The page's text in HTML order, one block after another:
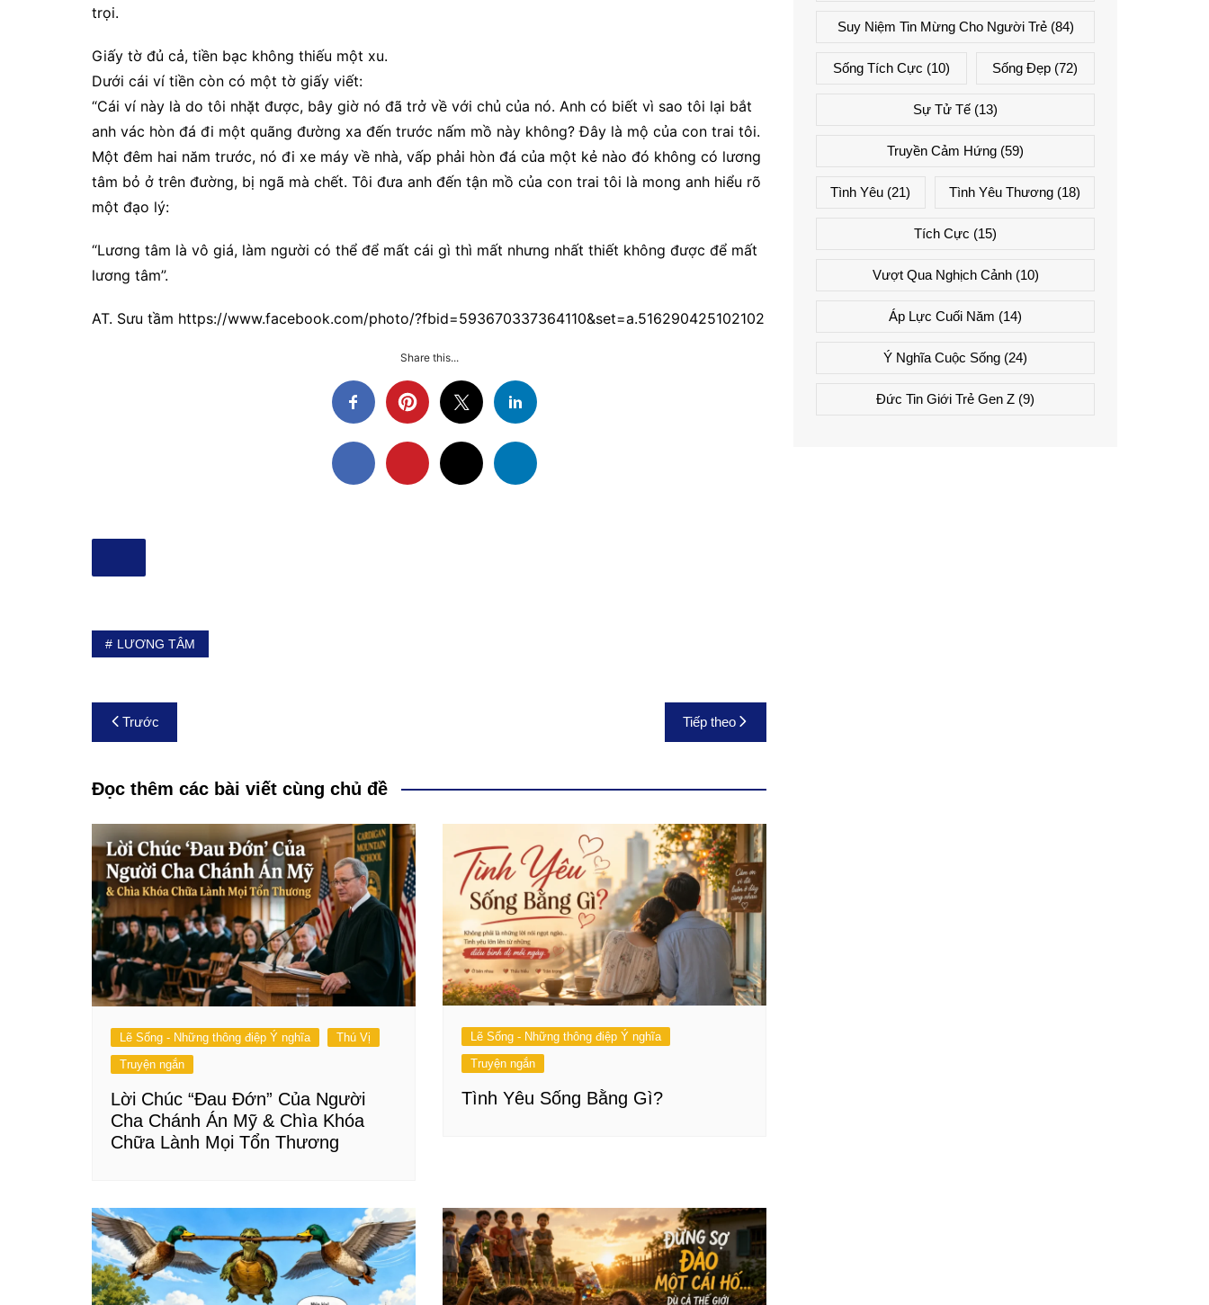
trọi.
Giấy tờ đủ cả, tiền bạc không thiếu một xu.
Dưới cái ví tiền còn có một tờ giấy viết:
“Cái ví này là do tôi nhặt được, bây giờ nó đã trở về với chủ của nó. Anh có biết vì sao tôi lại bắt
anh vác hòn đá đi một quãng đường xa đến trước nấm mồ này không? Đây là mộ của con trai tôi.
Một đêm hai năm trước, nó đi xe máy về nhà, vấp phải hòn đá của một kẻ nào đó không có lương
tâm bỏ ở trên đường, bị ngã mà chết. Tôi đưa anh đến tận mồ của con trai tôi là mong anh hiểu rõ
một đạo lý:
“Lương tâm là vô giá, làm người có thể để mất cái gì thì mất nhưng nhất thiết không được để mất
lương tâm”.
AT. Sưu tầm https://www.facebook.com/photo/?fbid=593670337364110&set=a.516290425102102
Share this...
LƯƠNG TÂM
Điều
hướng
bài
viết
Trước Tiếp theo
Đọc thêm các bài viết cùng chủ đề
Lẽ Sống - Những thông điệp Ý nghĩa
Thú Vị
Truyện ngắn
Lời Chúc “Đau Đớn” Của Người
Cha Chánh Án Mỹ & Chìa Khóa
Chữa Lành Mọi Tổn Thương
Lẽ Sống - Những thông điệp Ý nghĩa
Truyện ngắn
Tình Yêu Sống Bằng Gì?
Suy Niệm Tin Mừng Cho Người Trẻ(84)
Sống Tích Cực (10) Sống Đẹp (72)
Sự Tử Tế (13)
Truyền Cảm Hứng (59)
Tình Yêu (21) Tình Yêu Thương(18)
Tích Cực (15)
Vượt Qua Nghịch Cảnh(10)
Áp Lực Cuối Năm (14)
Ý Nghĩa Cuộc Sống (24)
Đức Tin Giới Trẻ Gen Z (9)